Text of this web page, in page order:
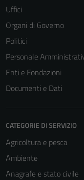
Uffici
Organi di Governo
Politici
Personale
Enti e Fondazioni
Documenti e Dati
CATEGORIE DI SERVIZIO
Agricoltura e pesca
Ambiente
Anagrafe e stato civile